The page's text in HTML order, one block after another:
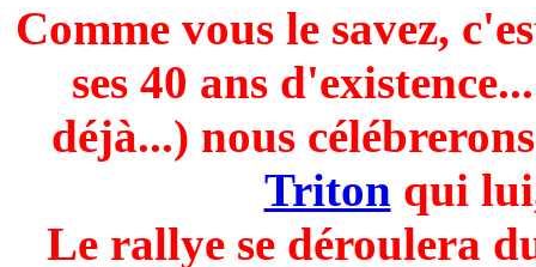
Comme vous le savez,
ses 40 ans
déjà...) nous
Triton qui
Le rallye se déroulera